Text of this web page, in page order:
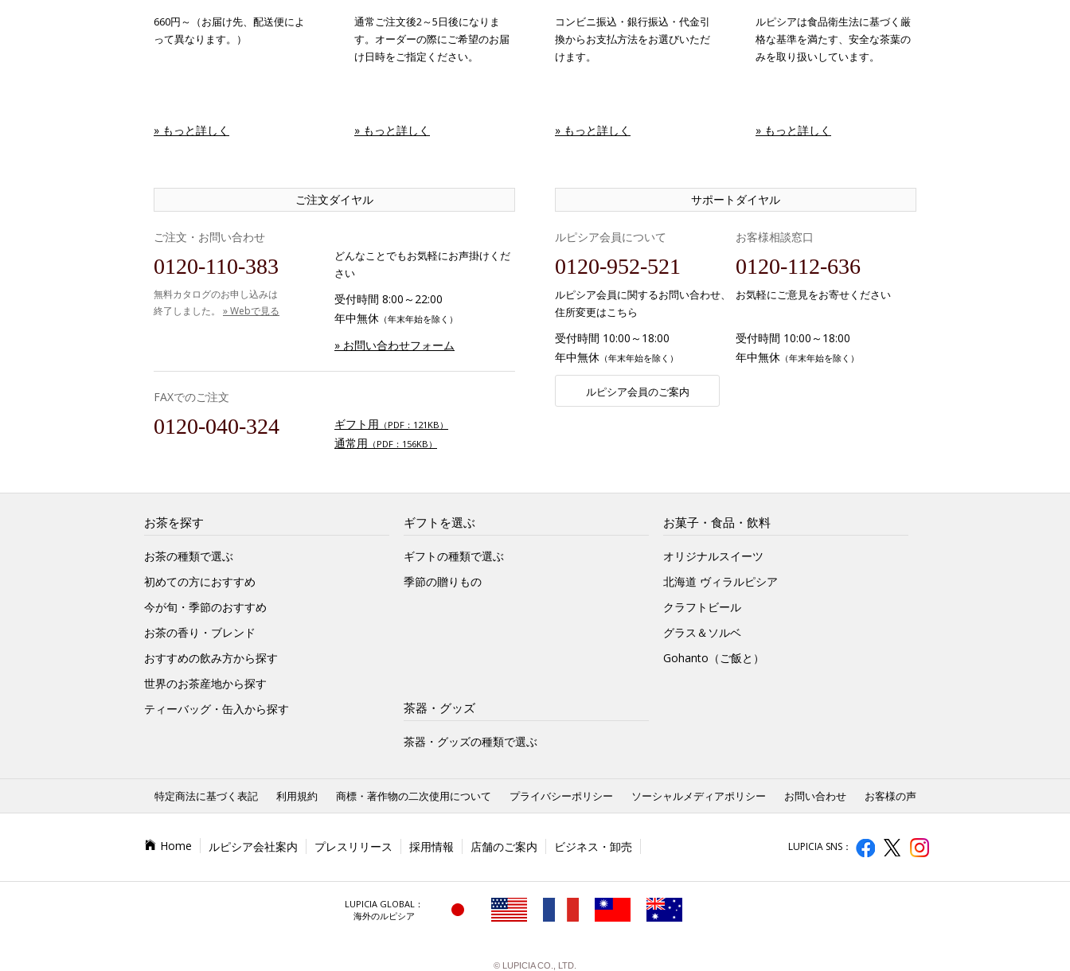
660円～（お届け先、配送便によ
って異なります。）
» もっと詳しく
通常ご注文後2～5日後になりま
す。オーダーの際にご希望のお届
け日時をご指定ください。
» もっと詳しく
コンビニ振込・銀行振込・代金引
換からお支払方法をお選びいただ
けます。
» もっと詳しく
ルピシアは食品衛生法に基づく厳
格な基準を満たす、安全な茶葉の
みを取り扱いしています。
» もっと詳しく
ご注文ダイヤル
ご注文・お問い合わせ
0120-110-383
無料カタログのお申し込みは
終了しました。 » Webで見る
どんなことでもお気軽にお声掛けくだ
さい
受付時間 8:00～22:00
年中無休 （年末年始を除く）
» お問い合わせフォーム
FAXでのご注文
0120-040-324 ギフト用 （PDF：121KB）
通常用 （PDF：156KB）
サポートダイヤル
ルピシア会員について
0120-952-521
ルピシア会員に関するお問い合わせ、
住所変更はこちら
受付時間 10:00～18:00
年中無休 （年末年始を除く）
ルピシア会員のご案内
お客様相談窓口
0120-112-636
お気軽にご意見をお寄せください
受付時間 10:00～18:00
年中無休 （年末年始を除く）
お茶を探す
お茶の種類で選ぶ
初めての方におすすめ
今が旬・季節のおすすめ
お茶の香り・ブレンド
おすすめの飲み方から探す
世界のお茶産地から探す
ティーバッグ・缶入から探す
ギフトを選ぶ
ギフトの種類で選ぶ
季節の贈りもの
お菓子・食品・飲料
オリジナルスイーツ
北海道 ヴィラルピシア
クラフトビール
グラス＆ソルベ
Gohanto（ご飯と）
茶器・グッズ
茶器・グッズの種類で選ぶ
特定商法に基づく表記 利用規約 商標・著作物の二次使用について プライバシーポリシー ソーシャルメディアポリシー お問い合わせ お客様の声
Home ルピシア会社案内 プレスリリース 採用情報 店舗のご案内 ビジネス・卸売 LUPICIA SNS：
LUPICIA GLOBAL：
海外のルピシア
© LUPICIA CO., LTD.